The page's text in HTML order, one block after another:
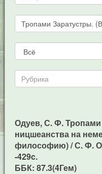
Одуев, С. Ф.
ницшеанства на
философию) / С. Ф.
-429c.
ББК: 87.3(4Гем)